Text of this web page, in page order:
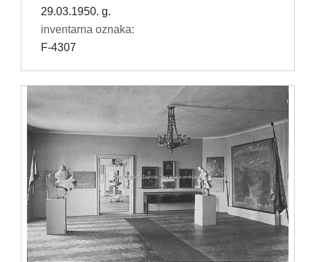
29.03.1950. g.
inventarna oznaka:
F-4307